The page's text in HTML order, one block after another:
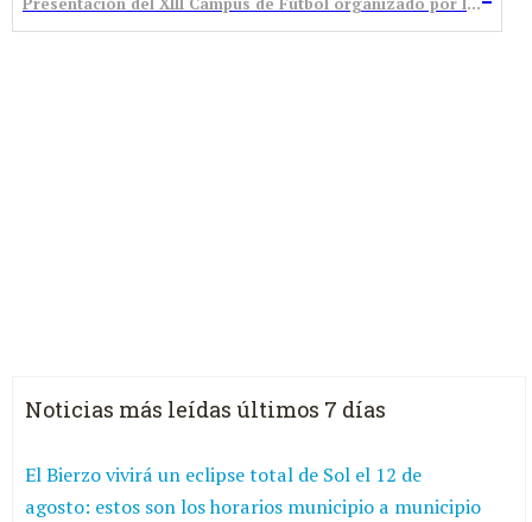
Noticias más leídas últimos 7 días
El Bierzo vivirá un eclipse total de Sol el 12 de
agosto: estos son los horarios municipio a municipio